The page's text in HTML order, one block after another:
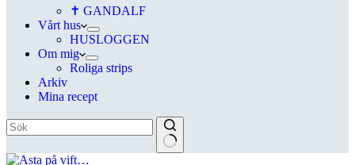
✝ GANDALF
Vårt hus
HUSLOGGEN
Om mig
Roliga strips
Arkiv
Mina recept